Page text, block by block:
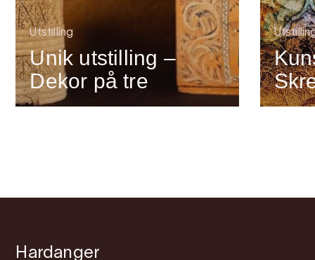
Utstilling
Unik utstilling –
Dekor på tre
Hardanger